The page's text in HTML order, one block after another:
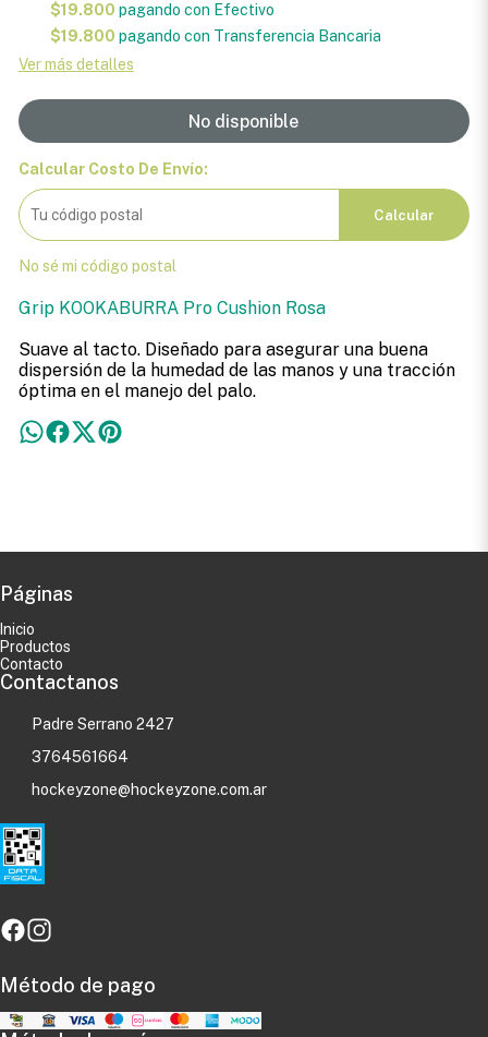
$19.800 pagando con Efectivo
$19.800 pagando con Transferencia Bancaria
Ver más detalles
No disponible
Calcular Costo De Envío:
Calcular
No sé mi código postal
Grip KOOKABURRA Pro Cushion Rosa
Suave al tacto. Diseñado para asegurar una buena
dispersión de la humedad de las manos y una tracción
óptima en el manejo del palo.
Páginas
Inicio
Productos
Contacto
Contactanos
Padre Serrano 2427
3764561664
hockeyzone@hockeyzone.com.ar
Método de pago